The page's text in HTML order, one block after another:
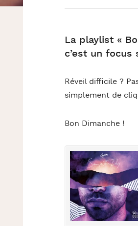
La playlist «
c’est un focus
Réveil difficile ?
simplement de
Bon Dimanche !